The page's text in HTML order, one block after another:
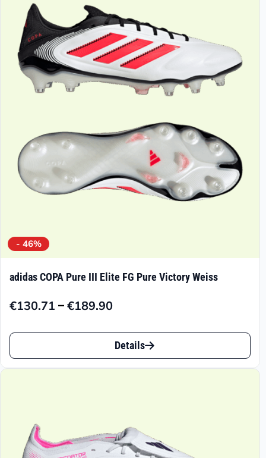
- 46%
adidas COPA Pure III Elite FG Pure Victory Weiss
€130.71 –€189.90
Preisspanne:
€189.90
Dieses
Produkt
auf.
Details